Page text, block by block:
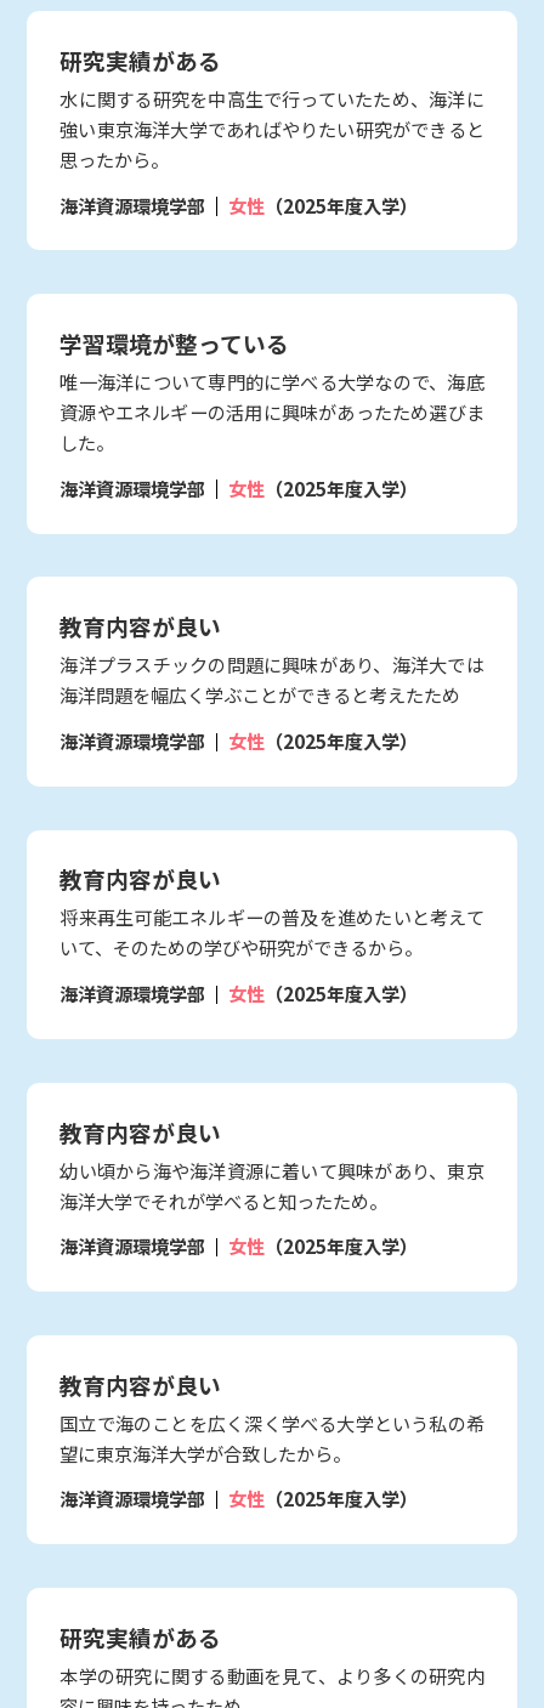
研究実績がある
水に関する研究を中高生で行っていたため、海洋に
強い東京海洋大学であればやりたい研究ができると
思ったから。
海洋資源環境学部
女性 （2025年度入学）
学習環境が整っている
唯一海洋について専門的に学べる大学なので、海底
資源やエネルギーの活用に興味があったため選びま
した。
海洋資源環境学部
女性 （2025年度入学）
教育内容が良い
海洋プラスチックの問題に興味があり、海洋大では
海洋問題を幅広く学ぶことができると考えたため
海洋資源環境学部
女性 （2025年度入学）
教育内容が良い
将来再生可能エネルギーの普及を進めたいと考えて
いて、そのための学びや研究ができるから。
海洋資源環境学部
女性 （2025年度入学）
教育内容が良い
幼い頃から海や海洋資源に着いて興味があり、東京
海洋大学でそれが学べると知ったため。
海洋資源環境学部
女性 （2025年度入学）
教育内容が良い
国立で海のことを広く深く学べる大学という私の希
望に東京海洋大学が合致したから。
海洋資源環境学部
女性 （2025年度入学）
研究実績がある
本学の研究に関する動画を見て、より多くの研究内